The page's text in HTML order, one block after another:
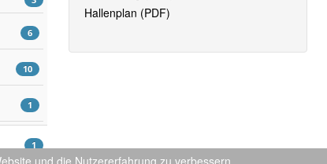
6
10
1
1
Hallenplan (PDF)
und die Nutzererfahrung zu verbessern